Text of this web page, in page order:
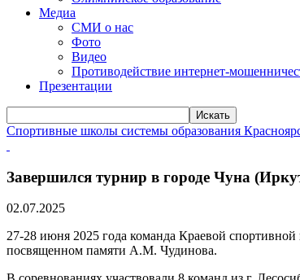
Медиа
СМИ о нас
Фото
Видео
Противодействие интернет-
Презентации
Искать
Спортивные школы системы образования
Завершился турнир в городе Чуна
02.07.2025
27-28 июня 2025 года команда Краевой
посвященном памяти А.М. Чудинова.